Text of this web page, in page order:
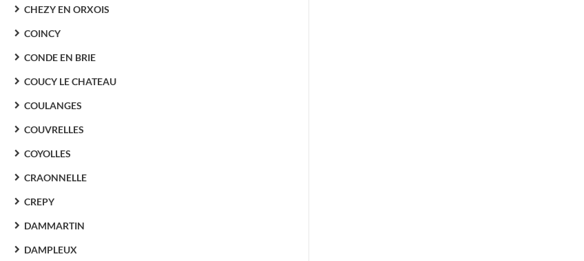
CHEZY EN ORXOIS
COINCY
CONDE EN BRIE
COUCY LE CHATEAU
COULANGES
COUVRELLES
COYOLLES
CRAONNELLE
CREPY
DAMMARTIN
DAMPLEUX